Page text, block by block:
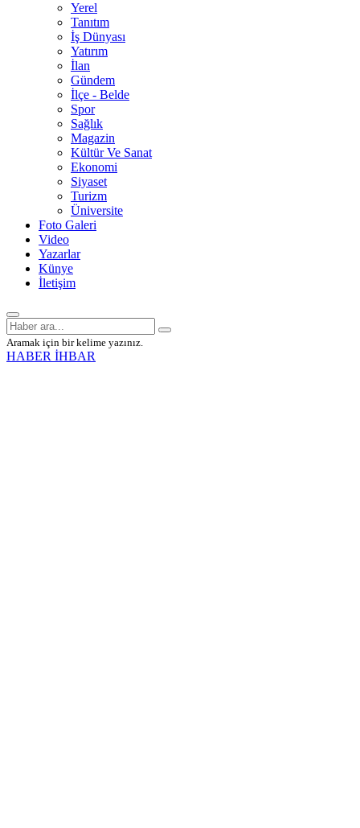
Yerel
Tanıtım
İş Dünyası
Yatırım
İlan
Gündem
İlçe - Belde
Spor
Sağlık
Magazin
Kültür Ve Sanat
Ekonomi
Siyaset
Turizm
Üniversite
Foto Galeri
Video
Yazarlar
Künye
İletişim
Aramak için bir kelime yazınız.
HABER İHBAR